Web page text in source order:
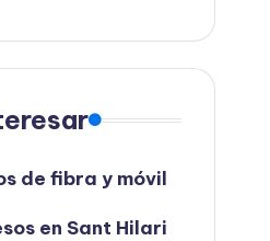
de fibra y móvil
en Sant Hilari